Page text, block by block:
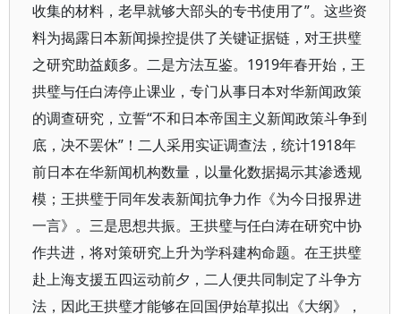
收集的材料，老早就够大部头的专书使用了”。这些资
料为揭露日本新闻操控提供了关键证据链，对王拱璧
之研究助益颇多。二是方法互鉴。1919年春开始，王
拱璧与任白涛停止课业，专门从事日本对华新闻政策
的调查研究，立誓“不和日本帝国主义新闻政策斗争到
底，决不罢休”！二人采用实证调查法，统计1918年
前日本在华新闻机构数量，以量化数据揭示其渗透规
模；王拱璧于同年发表新闻抗争力作《为今日报界进
一言》。三是思想共振。王拱璧与任白涛在研究中协
作共进，将对策研究上升为学科建构命题。在王拱璧
赴上海支援五四运动前夕，二人便共同制定了斗争方
法，因此王拱璧才能够在回国伊始草拟出《大纲》，